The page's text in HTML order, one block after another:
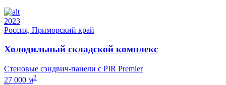
2023
Россия, Приморский край
Холодильный складской комплекс
Стеновые сэндвич-панели с PIR Premier
27 000 м2